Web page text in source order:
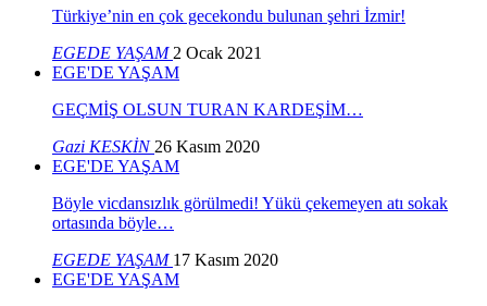
Türkiye’nin en çok gecekondu bulunan şehri İzmir!
EGEDE YAŞAM 2 Ocak 2021
EGE'DE YAŞAM
GEÇMİŞ OLSUN TURAN KARDEŞİM…
Gazi KESKİN 26 Kasım 2020
EGE'DE YAŞAM
Böyle vicdansızlık görülmedi! Yükü çekemeyen atı sokak
ortasında böyle…
EGEDE YAŞAM 17 Kasım 2020
EGE'DE YAŞAM